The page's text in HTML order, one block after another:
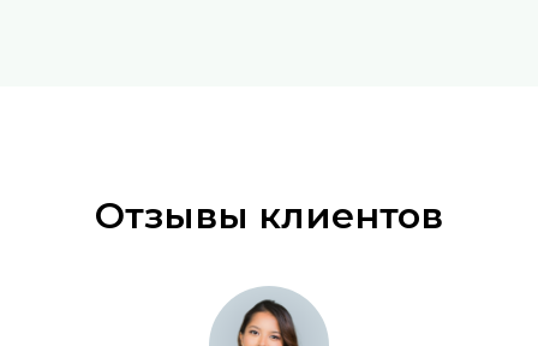
Отзывы клиентов